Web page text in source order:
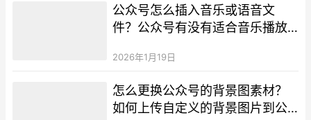
公众号怎么插入音乐或语音文
件？公众号有没有适合音乐播放
2026年1月19日
怎么更换公众号的背景图素材？
如何上传自定义的背景图片到公